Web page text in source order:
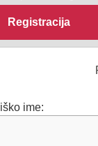
Registracija
ime: